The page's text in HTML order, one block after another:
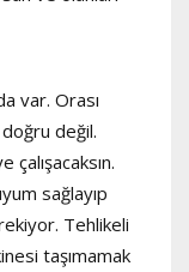
var. Orası
değil.
sağlayıp
Tehlikeli
taşımamak